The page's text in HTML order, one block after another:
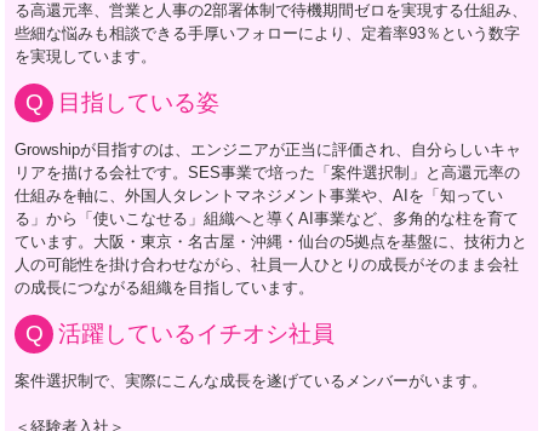
る高還元率、営業と人事の2部署体制で待機期間ゼロを実現する仕組み、
些細な悩みも相談できる手厚いフォローにより、定着率93％という数字
を実現しています。
目指している姿
Growshipが目指すのは、エンジニアが正当に評価され、自分らしいキャ
リアを描ける会社です。SES事業で培った「案件選択制」と高還元率の
仕組みを軸に、外国人タレントマネジメント事業や、AIを「知ってい
る」から「使いこなせる」組織へと導くAI事業など、多角的な柱を育て
ています。大阪・東京・名古屋・沖縄・仙台の5拠点を基盤に、技術力と
人の可能性を掛け合わせながら、社員一人ひとりの成長がそのまま会社
の成長につながる組織を目指しています。
活躍しているイチオシ社員
案件選択制で、実際にこんな成長を遂げているメンバーがいます。
＜経験者入社＞